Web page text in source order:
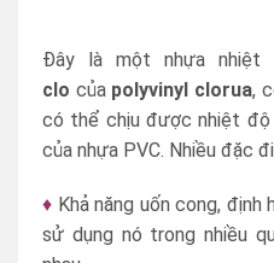
Đây là một nhựa
clo của polyvinyl clorua,
có thể chịu được nhiệt độ
của nhựa PVC. Nhiều đặc
♦ Khả năng uốn cong, định
sử dụng nó trong nhiều